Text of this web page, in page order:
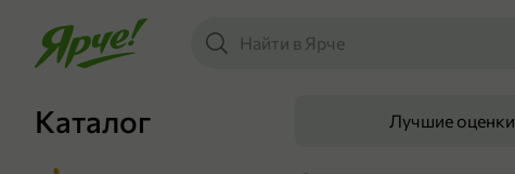
Каталог Лучшие оценки